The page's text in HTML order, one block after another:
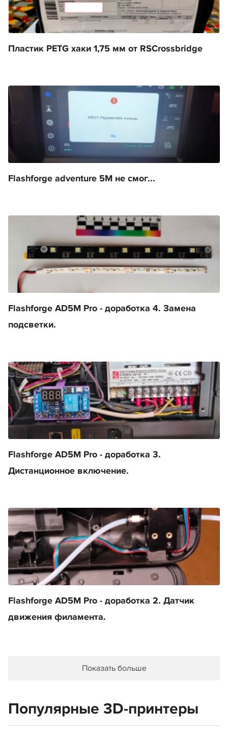
Пластик PETG хаки 1,75 мм от RSCrossbridge
Flashforge adventure 5M не смог...
Flashforge AD5M Pro - доработка 4. Замена
подсветки.
Flashforge AD5M Pro - доработка 3.
Дистанционное включение.
Flashforge AD5M Pro - доработка 2. Датчик
движения филамента.
Показать больше
Популярные 3D-принтеры